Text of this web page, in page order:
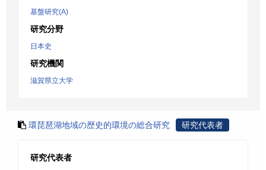
基盤研究(A)
研究分野
日本史
研究機関
滋賀県立大学
環琵琶湖地域の歴史的環境の総合研究 研究代表者
研究代表者